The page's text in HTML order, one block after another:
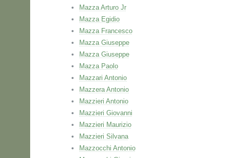
Mazza Arturo Jr
Mazza Egidio
Mazza Francesco
Mazza Giuseppe
Mazza Giuseppe
Mazza Paolo
Mazzari Antonio
Mazzera Antonio
Mazzieri Antonio
Mazzieri Giovanni
Mazzieri Maurizio
Mazzieri Silvana
Mazzocchi Antonio